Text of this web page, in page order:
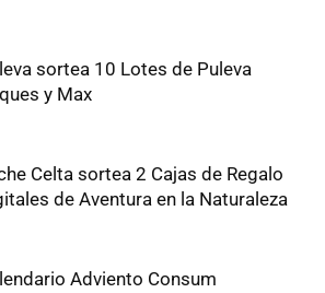
sortea 10 Lotes de Puleva
y Max
Celta sortea 2 Cajas de Regalo
de Aventura en la Naturaleza
Adviento Consum